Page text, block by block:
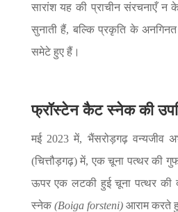
सारांश यह की प्राचीन संरचनाएँ न
सुनाती हैं, बल्कि प्रकृति के
समेटे हुए हैं।
फ्रॉस्टेन कैट स्नेककी
मई 2023 में, भैंसरोड़गढ़ वन्यजीव
(चित्तौड़गढ़) में, एक चूना पत्थर की
ऊपर एक लटकी हुई चूना पत्थर की
स्नेक (Boiga forsteni) आराम करते